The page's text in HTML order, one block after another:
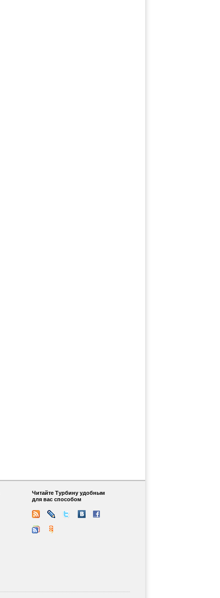
Читайте Турбину удобным
для вас способом